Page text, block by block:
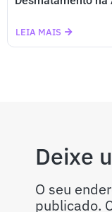
LEIA MAIS
Deixe
O seu
publicado.